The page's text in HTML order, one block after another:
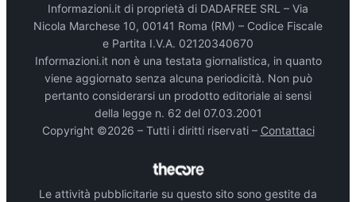
Informazioni.it di proprietà di DADAFREE SRL – Via
Nicola Marchese 10, 00141 Roma (RM) – Codice Fiscale
e Partita I.V.A. 02120340670
Informazioni.it non è una testata giornalistica, in quanto
viene aggiornato senza alcuna periodicità. Non può
pertanto considerarsi un prodotto editoriale ai sensi
della legge n. 62 del 07.03.2001
Copyright ©2026 – Tutti i diritti riservati – Contattaci
Le attività pubblicitarie su questo sito sono gestite da